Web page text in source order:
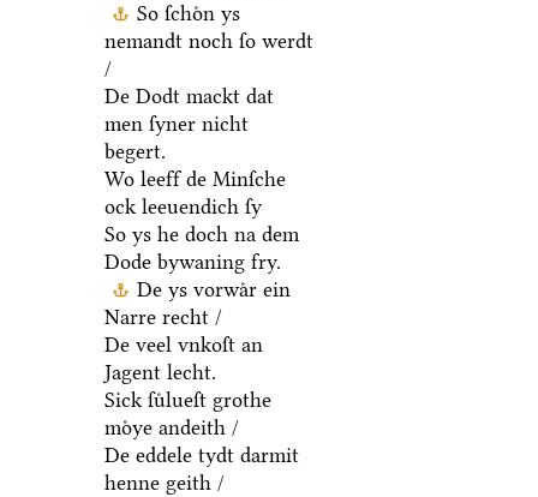
So ſchoͤn ys
nemandt noch ſo werdt
/
De Dodt mackt dat
men ſyner nicht
begert.
Wo leeff de Minſche
ock leeuendich ſy
So ys he doch na dem
Dode bywaning fry.
De ys vorwaͤr ein
Narre recht /
De veel vnkoſt an
Jagent lecht.
Sick ſuͤlueſt grothe
moͤye andeith /
De eddele tydt darmit
henne geith /